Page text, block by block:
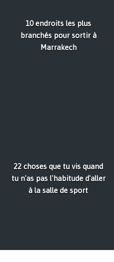
10 endroits les plus
branchés pour sortir à
Marrakech
22 choses que tu vis quand
tu n'as pas l'habitude d'aller
à la salle de sport